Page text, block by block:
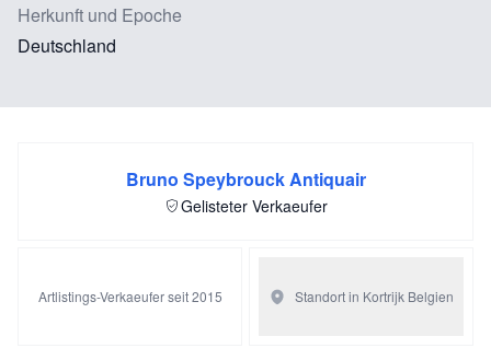
Herkunft und Epoche
Deutschland
Bruno Speybrouck Antiquair
Gelisteter Verkaeufer
Artlistings-Verkaeufer seit 2015 Standort in Kortrijk Belgien